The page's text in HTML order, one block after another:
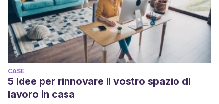
CASE
5 idee per rinnovare il vostro spazio di
lavoro in casa